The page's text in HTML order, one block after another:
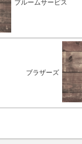
ブルームサービス
ブラザーズ